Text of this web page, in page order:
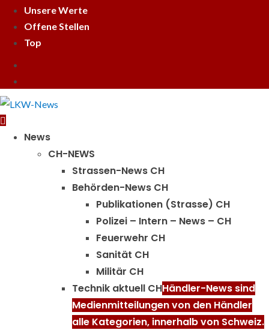
Unsere Werte
Offene Stellen
Top
MenuNews
CH-NEWS
Strassen-News CH
Behörden-News CH
Publikationen (Strasse) CH
Polizei – Intern – News – CH
Feuerwehr CH
Sanität CH
Militär CH
Technik aktuell CHHändler-News sind
Medienmitteilungen von den Händler
alle Kategorien, innerhalb von Schweiz.